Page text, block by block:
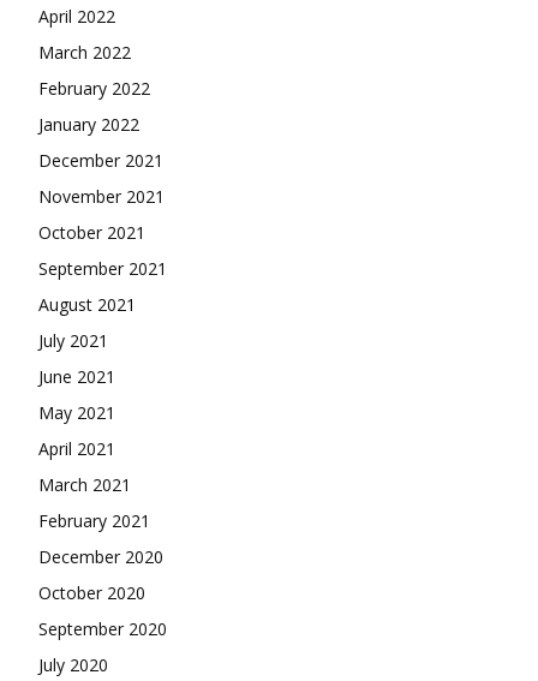
April 2022
March 2022
February 2022
January 2022
December 2021
November 2021
October 2021
September 2021
August 2021
July 2021
June 2021
May 2021
April 2021
March 2021
February 2021
December 2020
October 2020
September 2020
July 2020